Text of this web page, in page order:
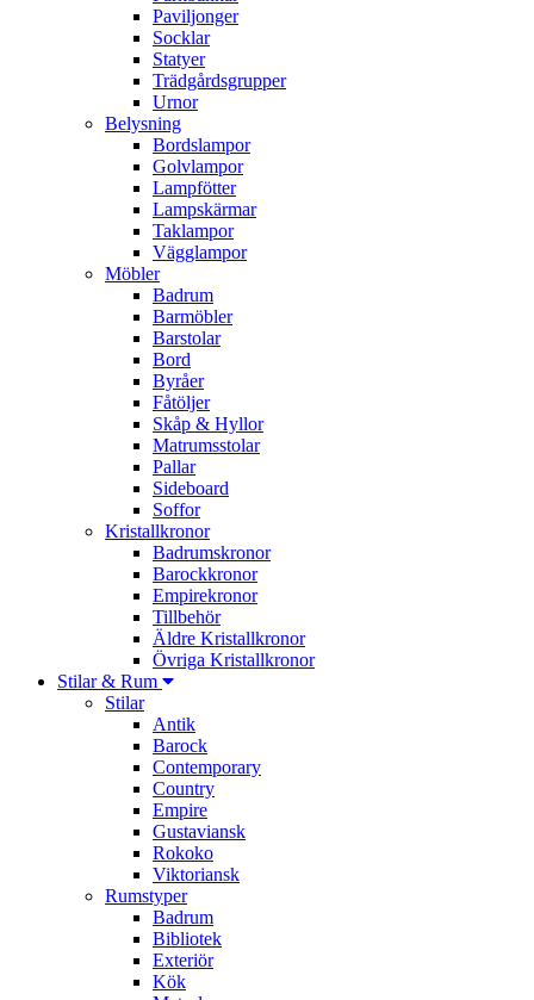
Paviljonger
Socklar
Statyer
Trädgårdsgrupper
Urnor
Belysning
Bordslampor
Golvlampor
Lampfötter
Lampskärmar
Taklampor
Vägglampor
Möbler
Badrum
Barmöbler
Barstolar
Bord
Byråer
Fåtöljer
Skåp & Hyllor
Matrumsstolar
Pallar
Sideboard
Soffor
Kristallkronor
Badrumskronor
Barockkronor
Empirekronor
Tillbehör
Äldre Kristallkronor
Övriga Kristallkronor
Stilar & Rum
Stilar
Antik
Barock
Contemporary
Country
Empire
Gustaviansk
Rokoko
Viktoriansk
Rumstyper
Badrum
Bibliotek
Exteriör
Kök